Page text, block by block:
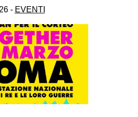
FREESTYLE
LAMBRETTA
MSM
TSUNAMI
ZAM
MILANO
- EVENTI